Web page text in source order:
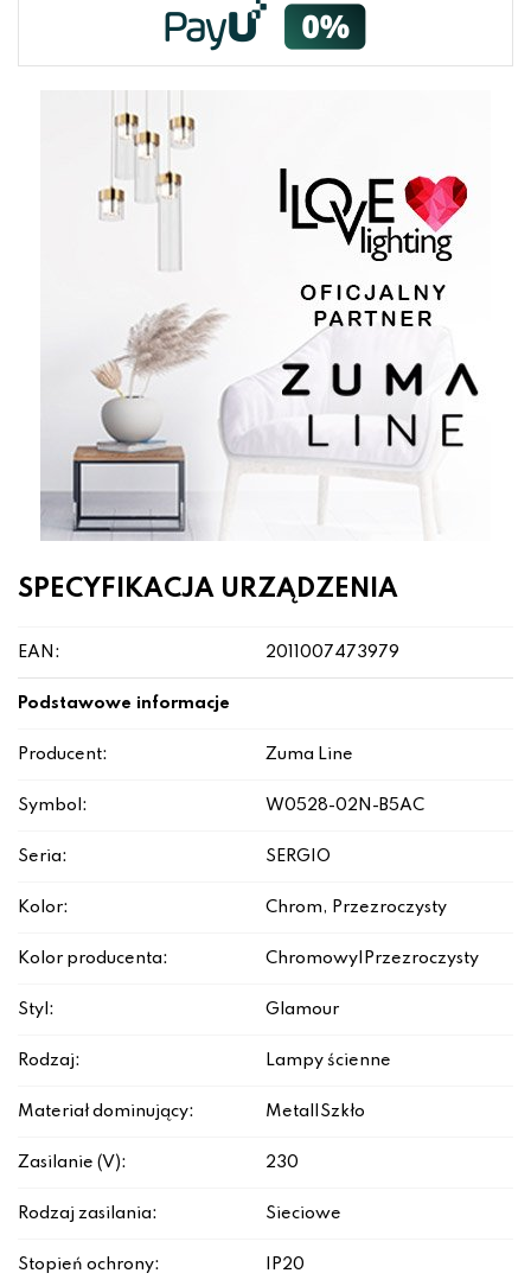
SPECYFIKACJA URZĄDZENIA
EAN: 2011007473979
Podstawowe informacje
Producent: Zuma Line
Symbol: W0528-02N-B5AC
Seria: SERGIO
Kolor: Chrom, Przezroczysty
Kolor producenta: Chromowy|Przezroczysty
Styl: Glamour
Rodzaj: Lampy ścienne
Materiał dominujący: Metal|Szkło
Zasilanie (V): 230
Rodzaj zasilania: Sieciowe
Stopień ochrony: IP20